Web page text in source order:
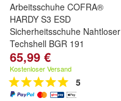
Arbeitsschuhe COFRA®
HARDY S3 ESD
Sicherheitsschuhe Nahtloser
Techshell BGR 191
65,99 €
Kostenloser Versand
5